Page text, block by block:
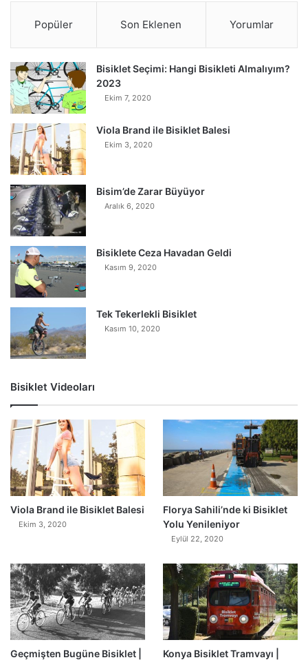
Popüler Son Eklenen Yorumlar
Bisiklet Seçimi: Hangi Bisikleti Almalıyım?
2023
Ekim 7, 2020
Viola Brand ile Bisiklet Balesi
Ekim 3, 2020
Bisim’de Zarar Büyüyor
Aralık 6, 2020
Bisiklete Ceza Havadan Geldi
Kasım 9, 2020
Tek Tekerlekli Bisiklet
Kasım 10, 2020
Bisiklet Videoları
Viola Brand ile Bisiklet Balesi
Ekim 3, 2020
0
Florya Sahili’nde ki Bisiklet
Yolu Yenileniyor
Eylül 22, 2020
Geçmişten Bugüne Bisiklet |
Konya Bisiklet Tramvayı |